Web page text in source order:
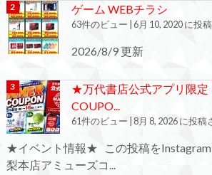
ゲーム WEBチラシ
63件のビュー 6月 10, 2020 に投
2026/8/9 更新
★万代書店公式アプリ限定
COUPO...
61件のビュー 8月 8, 2026 に投稿
★イベント情報★ この投稿を
梨本店アミューズコ...